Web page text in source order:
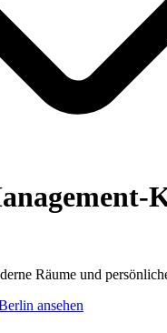
Räume und
ansehen